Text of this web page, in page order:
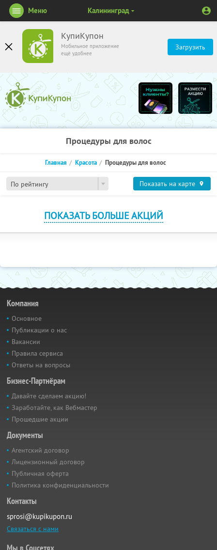
КупиКупон
Мобильное приложение
ещё удобнее
Загрузить
Меню Калининград
Процедуры для волос
По рейтингу
Главная Красота Процедуры для волос
Показать на карте
ПОКАЗАТЬ БОЛЬШЕ АКЦИЙ
Компания
Основное
Публикации о нас
Вакансии
Правила сервиса
Ответы на вопросы
Бизнес-Партнёрам
Давайте сделаем акцию!
Заработайте, как Вебмастер
Прошедшие акции
Документы
Агентский договор
Лицензионный договор
Публичная оферта
Политика конфиденциальности
Контакты
sprosi@kupikupon.ru
Связаться с нами